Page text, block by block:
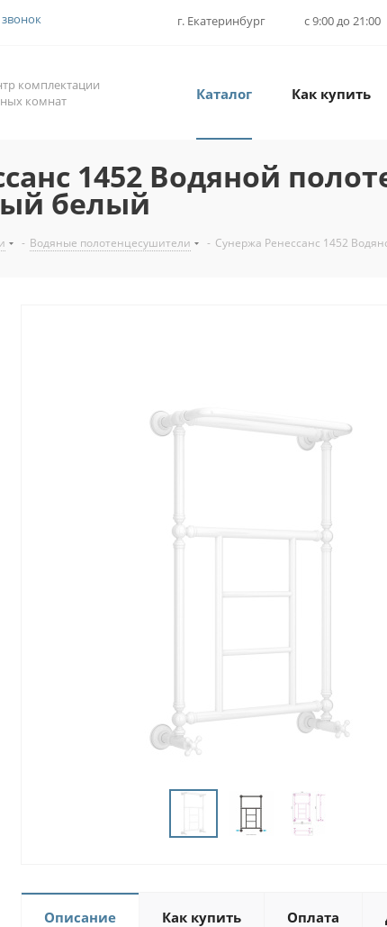
г. Екатеринбург с 9:00 до 21:00
комплектации
комнат
Каталог Как купить
1452 Водяной
белый
- Водяные полотенцесушители - Сунержа Ренессанс 1452
Описание Как купить Оплата